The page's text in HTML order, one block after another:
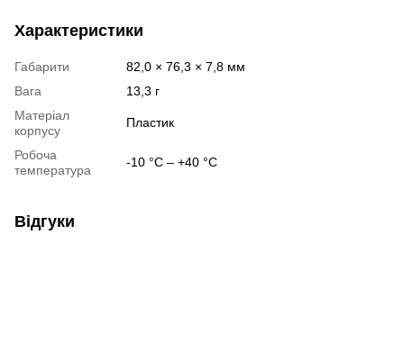
Характеристики
Габарити
82,0 × 76,3 × 7,8 мм
Вага
13,3 г
Матеріал
корпусу
Пластик
Робоча
температура
-10 °С – +40 °С
Відгуки